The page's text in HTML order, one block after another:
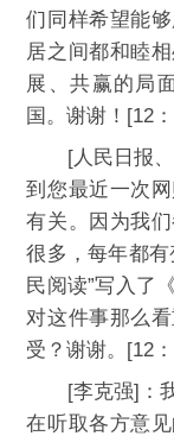
们同样希望能
居之间都和睦
展、共赢的局
国。谢谢！[12
[人民日报、
到您最近一次
有关。因为我
很多，每年都
民阅读”写入了
对这件事那么
受？谢谢。[12
[李克强]：我
在听取各方意